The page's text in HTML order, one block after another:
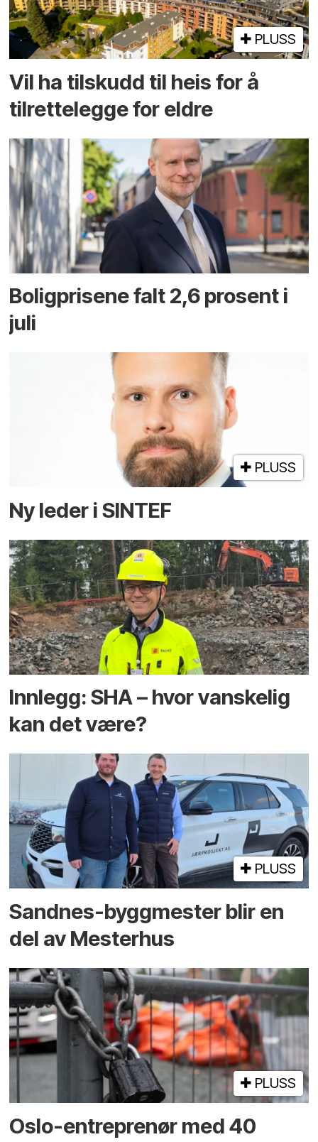
PLUSS
Vil ha tilskudd til heis for å
tilrettelegge for eldre
Boligprisene falt 2,6 prosent i
juli
PLUSS
Ny leder i SINTEF
Innlegg: SHA – hvor vanskelig
kan det være?
PLUSS
Sandnes-byggmester blir en
del av Mesterhus
PLUSS
Oslo-entreprenør med 40